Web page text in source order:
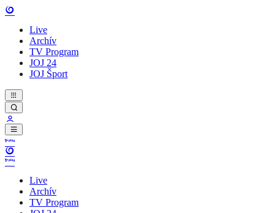
Live
Archív
TV Program
JOJ 24
JOJ Šport
Live
Archív
TV Program